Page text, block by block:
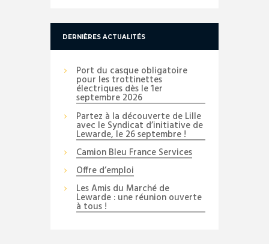
DERNIÈRES ACTUALITÉS
Port du casque obligatoire
pour les trottinettes
électriques dès le 1er
septembre 2026
Partez à la découverte de Lille
avec le Syndicat d’initiative de
Lewarde, le 26 septembre !
Camion Bleu France Services
Offre d’emploi
Les Amis du Marché de
Lewarde : une réunion ouverte
à tous !